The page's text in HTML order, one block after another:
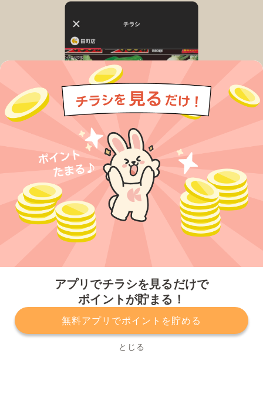
アプリでチラシを見るだけで
ポイントが貯まる！
無料アプリでポイントを貯める
とじる
プライバシーポリシー 利用規約
運営会社
サービスに関してのお問い合わせ